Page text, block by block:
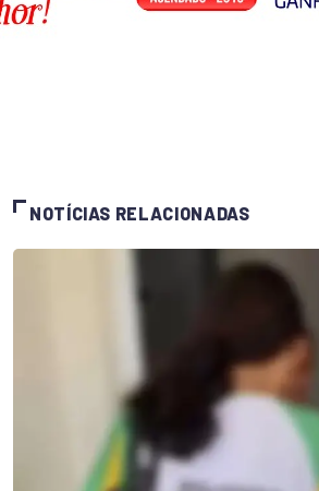
NOTÍCIAS RELACIONADAS